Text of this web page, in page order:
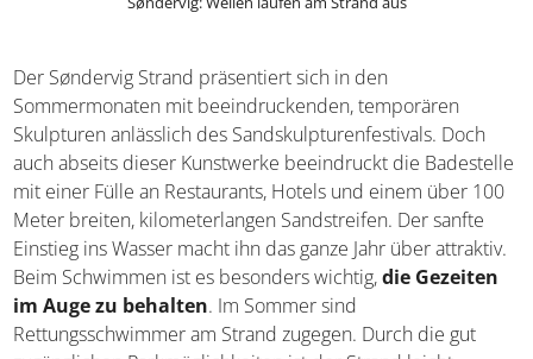
Søndervig: Wellen laufen am Strand aus
Der Søndervig Strand präsentiert sich in den
Sommermonaten mit beeindruckenden, temporären
Skulpturen anlässlich des Sandskulpturenfestivals. Doch
auch abseits dieser Kunstwerke beeindruckt die
Badestelle mit einer Fülle an Restaurants, Hotels und
einem über 100 Meter breiten, kilometerlangen
Sandstreifen. Der sanfte Einstieg ins Wasser macht ihn
das ganze Jahr über attraktiv. Beim Schwimmen ist es
besonders wichtig,die Gezeiten im Auge zu behalten
Im Sommer sind Rettungsschwimmer am Strand zugegen.